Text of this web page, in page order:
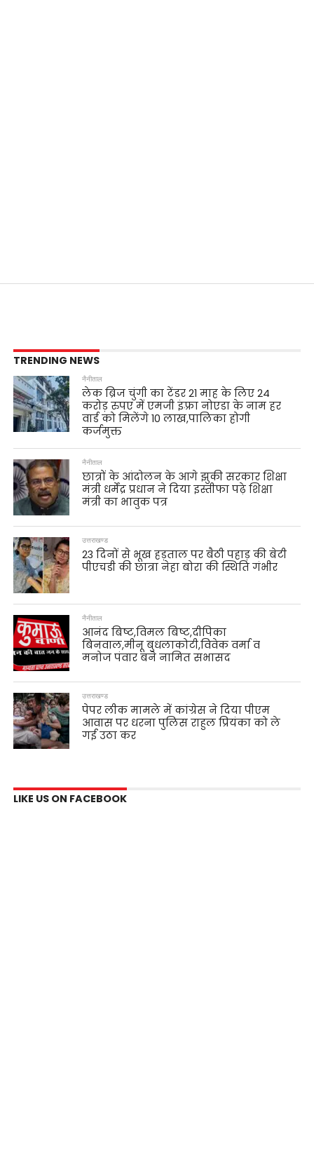
TRENDING NEWS
नैनीताल
लेक ब्रिज चुंगी का टेंडर 21 माह के लिए 24
करोड़ रुपए में एमजी इंफ़्रा नोएडा के नाम हर
वार्ड को मिलेंगे 10 लाख,पालिका होगी
कर्जमुक्त
नैनीताल
छात्रों के आंदोलन के आगे झुकी सरकार शिक्षा
मंत्री धर्मेंद्र प्रधान ने दिया इस्तीफा पढ़े शिक्षा
मंत्री का भावुक पत्र
उत्तराखण्ड
23 दिनों से भूख हड़ताल पर बैठी पहाड़ की बेटी
पीएचडी की छात्रा नेहा बोरा की स्थिति गंभीर
नैनीताल
आनंद बिष्ट,विमल बिष्ट,दीपिका
बिनवाल,मीनू बुधलाकोटी,विवेक वर्मा व
मनोज पंवार बने नामित सभासद
उत्तराखण्ड
पेपर लीक मामले में कांग्रेस ने दिया पीएम
आवास पर धरना पुलिस राहुल प्रियंका को ले
गई उठा कर
LIKE US ON FACEBOOK